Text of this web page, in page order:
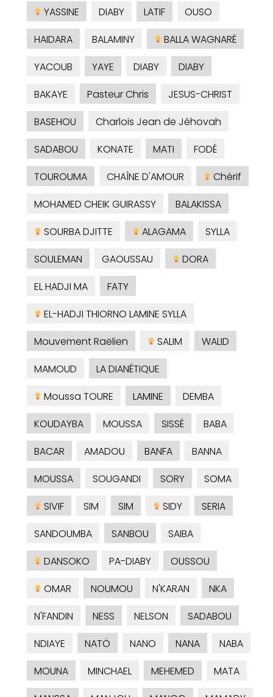
YASSINE
DIABY LATIF
OUSO
HAIDARA
BALAMINY
BALLA WAGNARÉ
YACOUB
YAYE DIABY
DIABY
BAKAYE
Pasteur Chris
JESUS-CHRIST
BASEHOU
Charlois Jean de Jéhovah
SADABOU
KONATE MATI
FODÉ
TOUROUMA
CHAÎNE D'AMOUR
Chérif
MOHAMED CHEIK GUIRASSY
BALAKISSA
SOURBA DJITTE
ALAGAMA
SYLLA
SOULEMAN
GAOUSSAU
DORA
EL HADJI MA
FATY
EL-HADJI THIORNO LAMINE SYLLA
Mouvement Raëlien
SALIM
WALID
MAMOUD
LA DIANÉTIQUE
Moussa TOURE
LAMINE
DEMBA
KOUDAYBA
MOUSSA SISSÉ
BABA
BACAR
AMADOU BANFA
BANNA
MOUSSA
SOUGANDI SORY
SOMA
SIVIF
SIM SIM SIDY
SERIA
SANDOUMBA
SANBOU
SAIBA
DANSOKO
PA-DIABY
OUSSOU
OMAR
NOUMOU N'KARAN
NKA
N'FANDIN
NESS NELSON
SADABOU
NDIAYE
NATÖ NANO NANA
NABA
MOUNA
MINCHAEL MEHEMED
MATA